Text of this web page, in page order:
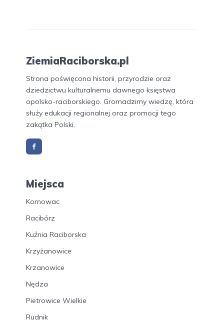
ZiemiaRaciborska.pl
Strona poświęcona historii, przyrodzie oraz
dziedzictwu kulturalnemu dawnego księstwa
opolsko-raciborskiego. Gromadzimy wiedzę, która
służy edukacji regionalnej oraz promocji tego
zakątka Polski.
Miejsca
Kornowac
Racibórz
Kuźnia Raciborska
Krzyżanowice
Krzanowice
Nędza
Pietrowice Wielkie
Rudnik